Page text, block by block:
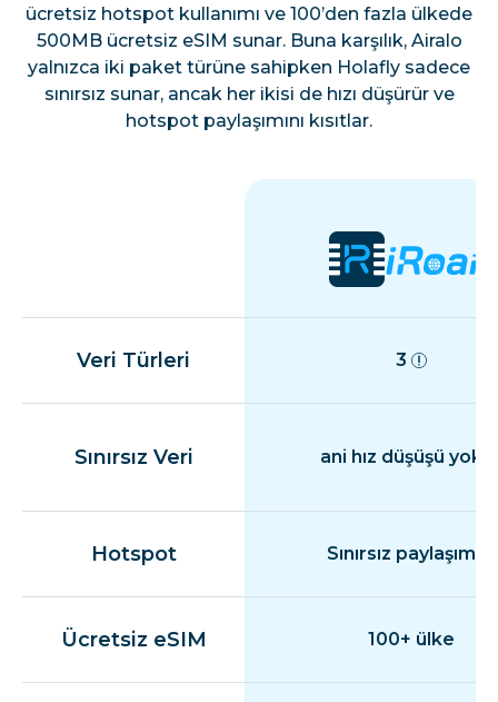
ücretsiz hotspot kullanımı ve 100’den fazla ülkede
500MB ücretsiz eSIM sunar. Buna karşılık, Airalo
yalnızca iki paket türüne sahipken Holafly sadece
sınırsız sunar, ancak her ikisi de hızı düşürür ve
hotspot paylaşımını kısıtlar.
Veri Türleri 3
Sınırsız Veri ani hız düşüşü yok
Hotspot Sınırsız paylaşım
Ücretsiz eSIM 100+ ülke